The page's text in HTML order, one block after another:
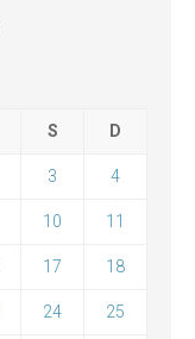
S D
3 4
10 11
17 18
24 25